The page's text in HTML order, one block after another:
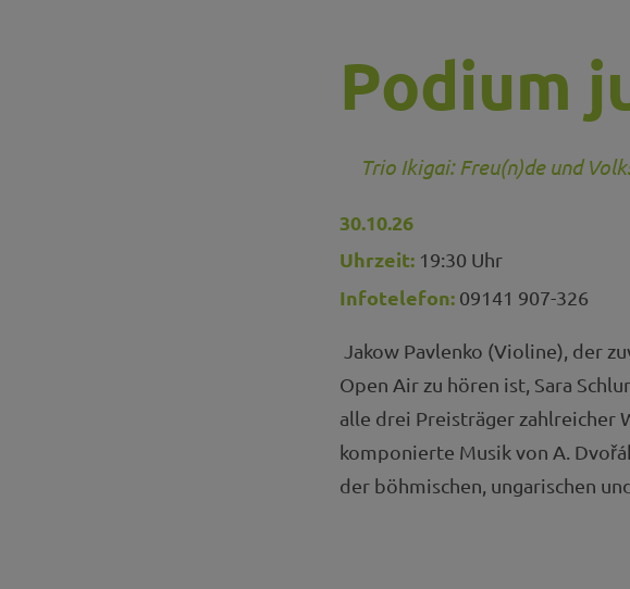
Podium
Trio Ikigai: Freu(n)de und
30.10.26
Uhrzeit: 19:30 Uhr
Infotelefon: 09141 907-326
Jakow Pavlenko (Violine), der
Open Air zu hören ist, Sara
alle drei Preisträger zahlreicher
komponierte Musik von A.
der böhmischen, ungarischen